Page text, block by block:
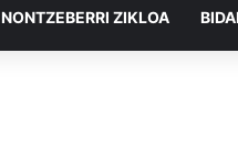
NONTZEBERRI ZIKLOA